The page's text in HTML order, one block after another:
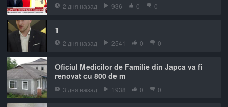
2 дня назад 936 0 0
1
2 дня назад 2541 0 0
Oficiul Medicilor de Familie din Japca va fi
renovat cu 800 de m
3 дня назад 1938 0 0